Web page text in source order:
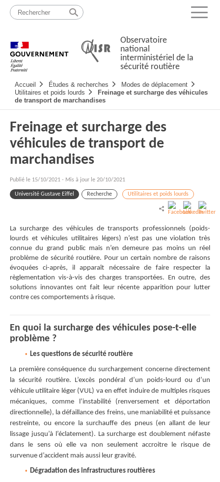
Passer
contenu
Menu
Observatoire
national
interministériel de la
sécurité routière
principale
Accueil Études & recherches
Modes de déplacement
Utilitaires et poids lourds
Freinage et surcharge des véhicules
de transport de marchandises
Freinage et surcharge des
véhicules de transport de
marchandises
Publié le 15/10/2021 - Mis à jour le 20/10/2021
Université Gustave Eiffel Recherche Utilitaires et poids lourds
La surcharge des véhicules de transports professionnels (poids-
lourds et véhicules utilitaires légers) n’est pas une violation très
connue du grand public mais n’en demeure pas moins un réel
problème de sécurité routière. Pour un certain nombre de raisons
évoquées ci-après, il apparaît nécessaire de faire respecter la
règlementation vis-à-vis des charges transportées. En outre, des
solutions innovantes ont fait leur récente apparition pour lutter
contre ces comportements à risque.
En quoi la surcharge des véhicules pose-t-elle
problème ?
Les questions de sécurité routière
La première conséquence du surchargement concerne directement
la sécurité routière. L’excès pondéral d’un poids-lourd ou d’un
véhicule utilitaire léger (VUL) va en effet induire de multiples risques
mécaniques, comme l’instabilité (renversement et déportation
directionnelle), la défaillance des freins, une maniabilité et puissance
restreinte, ou encore la surchauffe des pneus (en allant de leur
lissage jusqu’à l’éclatement). La surcharge est doublement néfaste
dans le sens où elle va non seulement accroitre le risque de
survenue d’accident mais aussi leur gravité.
Dégradation des infrastructures routières